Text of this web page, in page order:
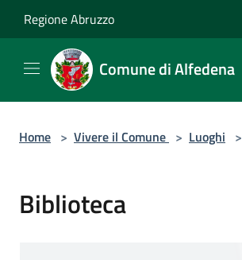
Regione Abruzzo
Comune di Alfedena
Home > Vivere il Comune > Luoghi >
Biblioteca